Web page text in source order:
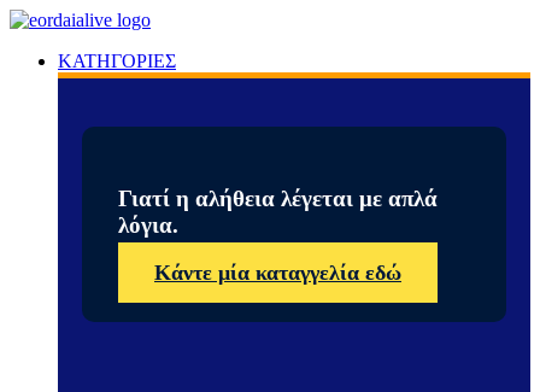
ΚΑΤΗΓΟΡΙΕΣ
Γιατί η αλήθεια λέγεται με απλά
λόγια.
Κάντε μία καταγγελία εδώ